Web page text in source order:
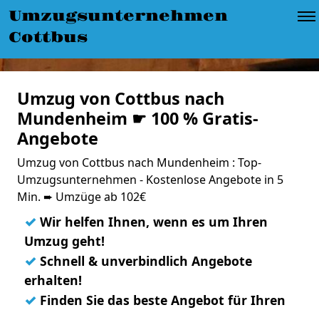
Umzugsunternehmen
Cottbus
Umzug von Cottbus nach
Mundenheim ☛ 100 % Gratis-
Angebote
Umzug von Cottbus nach Mundenheim : Top-
Umzugsunternehmen - Kostenlose Angebote in 5
Min. ➨ Umzüge ab 102€
✓ Wir helfen Ihnen, wenn es um Ihren
Umzug geht!
✓ Schnell & unverbindlich Angebote
erhalten!
✓ Finden Sie das beste Angebot für Ihren